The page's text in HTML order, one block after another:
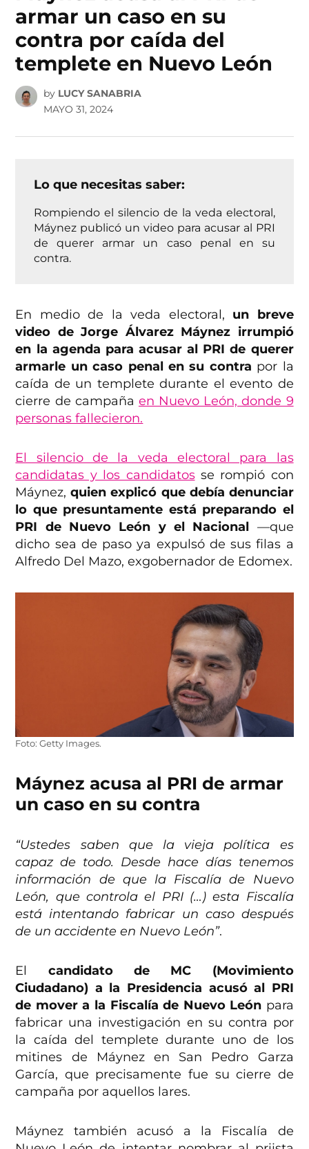
armar un caso en su
contra por caída del
templete en Nuevo León
by LUCY SANABRIA
MAYO 31, 2024
Lo que necesitas saber:
Rompiendo el silencio de la veda electoral,
Máynez publicó un video para acusar al PRI
de querer armar un caso penal en su
contra.
En medio de la veda electoral, un breve
video de Jorge Álvarez Máynez irrumpió
en la agenda para acusar al PRI de querer
armarle un caso penal en su contra por la
caída de un templete durante el evento de
cierre de campaña en Nuevo León, donde 9
personas fallecieron.
El silencio de la veda electoral para las
candidatas y los candidatosse rompió con
Máynez,quien explicó que debía denunciar
lo que presuntamente está preparando el
PRI de Nuevo León y el Nacional —que
dicho sea de paso ya expulsó de sus filas a
Alfredo Del Mazo, exgobernador de Edomex.
Foto: Getty Images.
Máynez acusa al PRI de armar
un caso en su contra
“Ustedes saben que la vieja política es
capaz de todo. Desde hace días tenemos
información de que la Fiscalía de Nuevo
León, que controla el PRI (…) esta Fiscalía
está intentando fabricar un caso después
de un accidente en Nuevo León”.
El candidato de MC (Movimiento
Ciudadano) a la Presidencia acusó al PRI
de mover a la Fiscalía de Nuevo León para
fabricar una investigación en su contra por
la caída del templete durante uno de los
mitines de Máynez en San Pedro Garza
García, que precisamente fue su cierre de
campaña por aquellos lares.
Máynez también acusó a la Fiscalía de